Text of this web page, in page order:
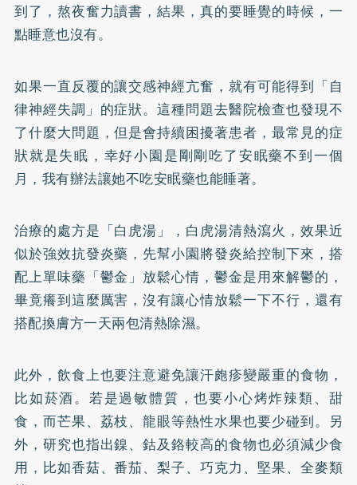
到了，熬夜奮力讀書，結果，真的要睡覺的時候，一
點睡意也沒有。
如果一直反覆的讓交感神經亢奮，就有可能得到「自
律神經失調」的症狀。這種問題去醫院檢查也發現不
了什麼大問題，但是會持續困擾著患者，最常見的症
狀就是失眠，幸好小園是剛剛吃了安眠藥不到一個
月，我有辦法讓她不吃安眠藥也能睡著。
治療的處方是「白虎湯」，白虎湯清熱瀉火，效果近
似於強效抗發炎藥，先幫小園將發炎給控制下來，搭
配上單味藥「鬱金」放鬆心情，鬱金是用來解鬱的，
畢竟癢到這麼厲害，沒有讓心情放鬆一下不行，還有
搭配換膚方一天兩包清熱除濕。
此外，飲食上也要注意避免讓汗皰疹變嚴重的食物，
比如菸酒。若是過敏體質，也要小心烤炸辣類、甜
食，而芒果、荔枝、龍眼等熱性水果也要少碰到。另
外，研究也指出鎳、鈷及鉻較高的食物也必須減少食
用，比如香菇、番茄、梨子、巧克力、堅果、全麥類